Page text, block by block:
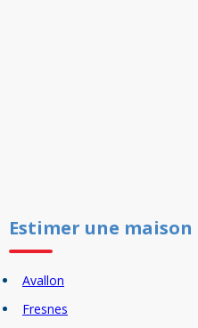
Estimer une maison
Avallon
Fresnes